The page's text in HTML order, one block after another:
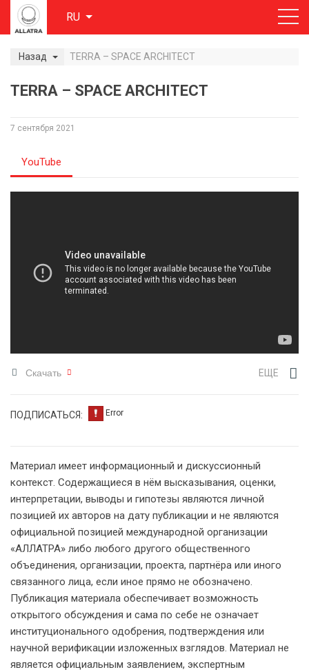
RU
Назад TERRA – SPACE ARCHITECT
TERRA – SPACE ARCHITECT
7 сентября 2021
YouTube
Скачать ЕЩЕ
ПОДПИСАТЬСЯ:
Материал имеет информационный и дискуссионный
контекст. Содержащиеся в нём высказывания, оценки,
интерпретации, выводы и гипотезы являются личной
позицией их авторов на дату публикации и не являются
официальной позицией международной организации
«АЛЛАТРА» либо любого другого общественного
объединения, организации, проекта, партнёра или иного
связанного лица, если иное прямо не обозначено.
Публикация материала обеспечивает возможность
открытого обсуждения и сама по себе не означает
институционального одобрения, подтверждения или
научной верификации изложенных взглядов. Материал не
является официальным заявлением, экспертным